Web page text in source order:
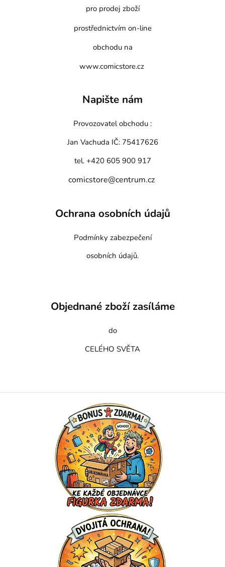
pro prodej zboží
prostřednictvím on-line
obchodu na
www.comicstore.cz
Napište nám
Provozovatel obchodu :
Jan Vachuda IČ: 75417626
tel. +420 605 900 917
comicstore@centrum.cz
Ochrana osobních údajů
Podmínky zabezpečení
osobních údajů.
Objednané zboží zasíláme
do
CELÉHO SVĚTA